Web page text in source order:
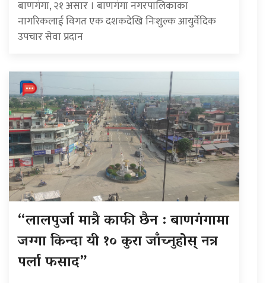
बाणगंगा, २१ असार । बाणगंगा नगरपालिकाका
नागरिकलाई विगत एक दशकदेखि निःशुल्क आयुर्वेदिक
उपचार सेवा प्रदान
“लालपुर्जा मात्रै काफी छैन : बाणगंगामा
जग्गा किन्दा यी १० कुरा जाँच्नुहोस् नत्र
पर्ला फसाद”